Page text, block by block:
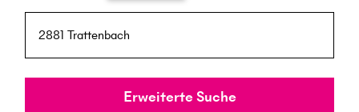
Umkreis
Erweiterte Suche